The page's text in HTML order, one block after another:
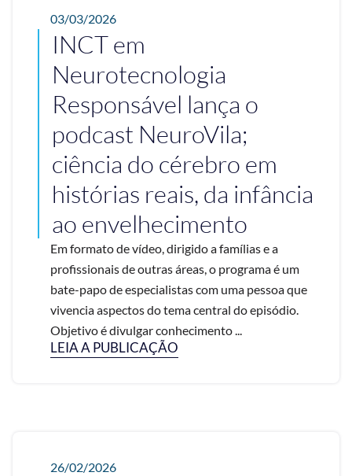
03/03/2026
INCT em
Neurotecnologia
Responsável lança o
podcast NeuroVila;
ciência do cérebro em
histórias reais, da infância
ao envelhecimento
Em formato de vídeo, dirigido a famílias e a
profissionais de outras áreas, o programa é um
bate-papo de especialistas com uma pessoa que
vivencia aspectos do tema central do episódio.
Objetivo é divulgar conhecimento ...
LEIA A PUBLICAÇÃO
26/02/2026